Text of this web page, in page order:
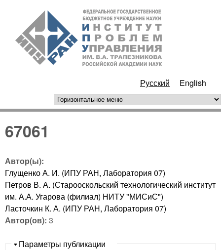
Перейти к основному
содержанию
РАН
Русский English
горизонтальное меню
67061
Автор(ы):
Глущенко А. И. (ИПУ РАН, Лаборатория 07)
Петров В. А. (Старооскольский технологический институт
им. А.А. Угарова (филиал) НИТУ "МИСиС")
Ласточкин К. А. (ИПУ РАН, Лаборатория 07)
Автор(ов): 3
Скрыть
Параметры публикации